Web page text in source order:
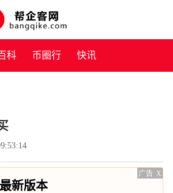
科 币圈行 快讯
广告 X
新版本